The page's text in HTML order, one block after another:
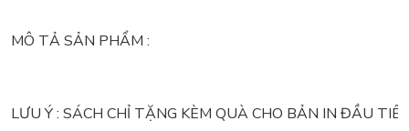
MÔ TẢ SẢN PHẨM :
LƯU Ý : SÁCH CHỈ TẶNG KÈM QUÀ CHO BẢN IN ĐẦU